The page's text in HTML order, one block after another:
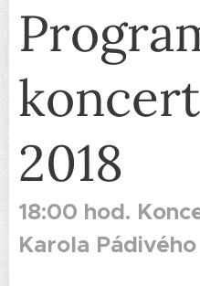
2018
18:00 hod.
Karola Pádivého